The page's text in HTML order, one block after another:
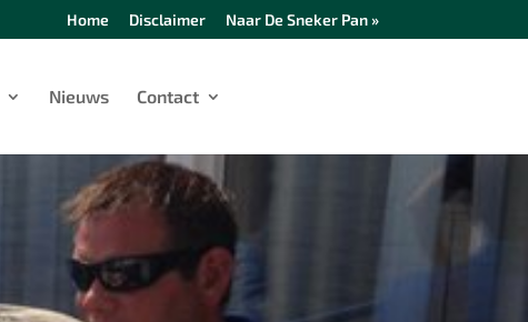
Home Disclaimer Naar De Sneker Pan »
Nieuws Contact